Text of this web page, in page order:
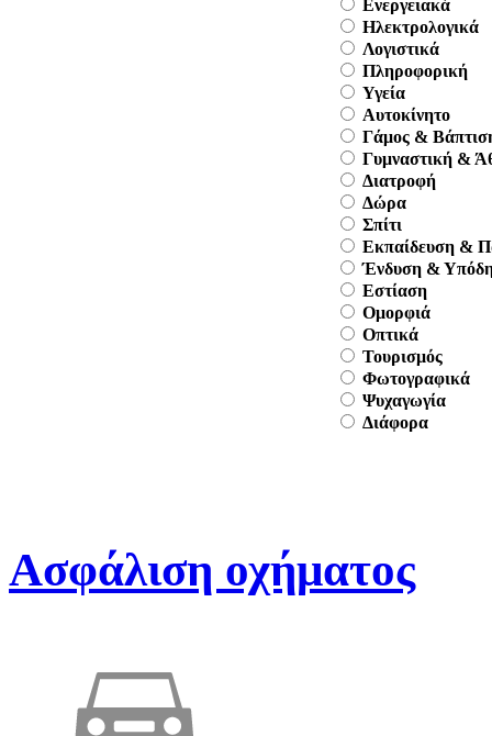
Ενεργειακά
Ηλεκτρολογικά
Λογιστικά
Πληροφορική
Υγεία
Aυτοκίνητο
Γάμος &
Γυμναστική &
Διατροφή
Δώρα
Σπίτι
Εκπαίδευση &
Ένδυση &
Εστίαση
Ομορφιά
Οπτικά
Τουρισμός
Φωτογραφικά
Ψυχαγωγία
Διάφορα
Ασφάλιση οχήματος